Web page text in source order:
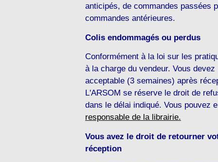
anticipés, de commandes passées
commandes antérieures.
Colis endommagés ou perdus
Conformément à la loi sur les
à la charge du vendeur. Vous
acceptable (3 semaines) après
L'ARSOM se réserve le droit de
dans le délai indiqué. Vous pouvez
responsable de la librairie.
Vous avez le droit de retourner
réception